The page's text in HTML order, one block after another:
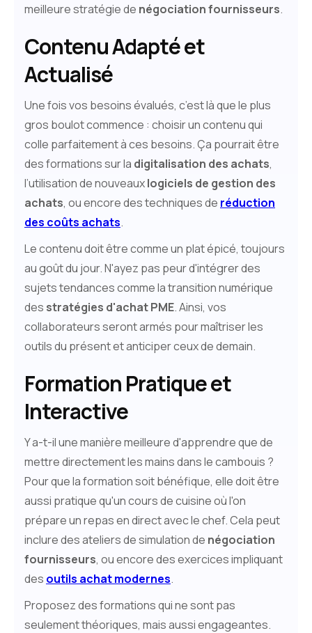
meilleure stratégie de négociation fournisseurs.
Contenu Adapté et
Actualisé
Une fois vos besoins évalués, c’est là que le plus
gros boulot commence : choisir un contenu qui
colle parfaitement à ces besoins. Ça pourrait être
des formations sur la digitalisation des achats,
l’utilisation de nouveauxlogiciels de gestion des
achats, ou encore des techniques de réduction
des coûts achats.
Le contenu doit être comme un plat épicé, toujours
au goût du jour. N'ayez pas peur d'intégrer des
sujets tendances comme la transition numérique
des stratégies d'achat PME. Ainsi, vos
collaborateurs seront armés pour maîtriser les
outils du présent et anticiper ceux de demain.
Formation Pratique et
Interactive
Y a-t-il une manière meilleure d'apprendre que de
mettre directement les mains dans le cambouis ?
Pour que la formation soit bénéfique, elle doit être
aussi pratique qu'un cours de cuisine où l'on
prépare un repas en direct avec le chef. Cela peut
inclure des ateliers de simulation de négociation
fournisseurs, ou encore des exercices impliquant
des outils achat modernes.
Proposez des formations qui ne sont pas
seulement théoriques, mais aussi engageantes.